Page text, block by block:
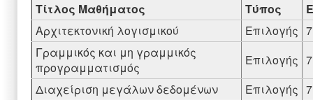
Τίτλος Μαθήματος Τύπος
Αρχιτεκτονική λογισμικού
Επιλογής
Γραμμικός και μη γραμμικός
προγραμματισμός
Επιλογής
Διαχείριση μεγάλων δεδομένων
Επιλογής